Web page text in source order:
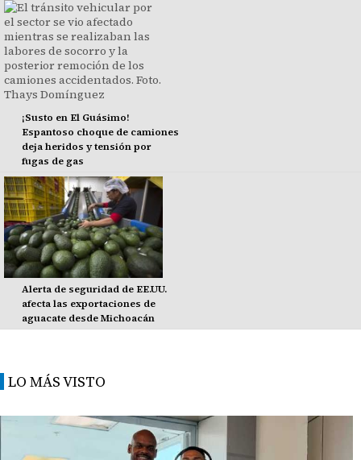
¡Susto en El Guásimo!
Espantoso choque de camiones
deja heridos y tensión por
fugas de gas
Alerta de seguridad de EE.UU.
afecta las exportaciones de
aguacate desde Michoacán
LO MÁS VISTO